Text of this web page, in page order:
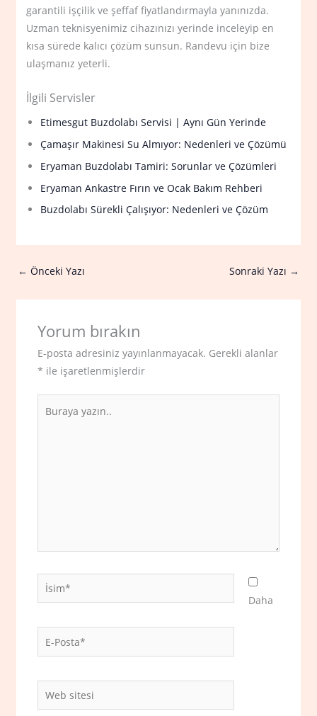
garantili işçilik ve şeffaf fiyatlandırmayla yanınızda.
Uzman teknisyenimiz cihazınızı yerinde inceleyip en
kısa sürede kalıcı çözüm sunsun. Randevu için bize
ulaşmanız yeterli.
İlgili Servisler
Etimesgut Buzdolabı Servisi | Aynı Gün Yerinde
Çamaşır Makinesi Su Almıyor: Nedenleri ve Çözümü
Eryaman Buzdolabı Tamiri: Sorunlar ve Çözümleri
Eryaman Ankastre Fırın ve Ocak Bakım Rehberi
Buzdolabı Sürekli Çalışıyor: Nedenleri ve Çözüm
← Önceki Yazı Sonraki Yazı →
Yorum bırakın
E-posta adresiniz yayınlanmayacak. Gerekli alanlar
* ile işaretlenmişlerdir
İsim*
Posta*
sitesi
Daha